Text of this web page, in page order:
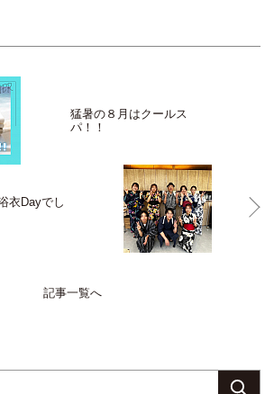
猛暑の８月はクールス
パ！！
衣Dayでし
記事一覧へ